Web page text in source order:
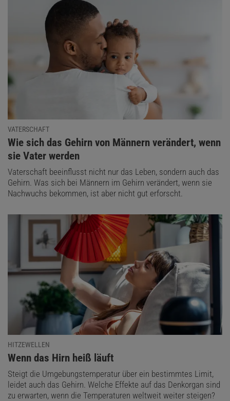
VATERSCHAFT
:
Wie sich das Gehirn von Männern verändert, wenn
sie Vater werden
Vaterschaft beeinflusst nicht nur das Leben, sondern auch das
Gehirn. Was sich bei Männern im Gehirn verändert, wenn sie
Nachwuchs bekommen, ist aber nicht gut erforscht.
HITZEWELLEN
:
Wenn das Hirn heiß läuft
Steigt die Umgebungstemperatur über ein bestimmtes Limit,
leidet auch das Gehirn. Welche Effekte auf das Denkorgan sind
zu erwarten, wenn die Temperaturen weltweit weiter steigen?